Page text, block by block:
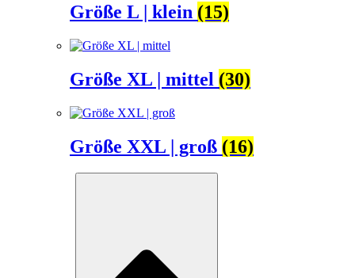
Größe L | klein (15)
Größe XL | mittel (30)
Größe XXL | groß (16)